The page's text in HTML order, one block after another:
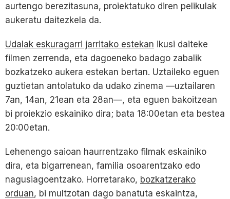
aurtengo berezitasuna, proiektatuko diren pelikulak
aukeratu daitezkela da.
Udalak eskuragarri jarritako estekan ikusi daiteke
filmen zerrenda, eta dagoeneko badago zabalik
bozkatzeko aukera estekan bertan. Uztaileko eguen
guztietan antolatuko da udako zinema —uztailaren
7an, 14an, 21ean eta 28an—, eta eguen bakoitzean
bi proiekzio eskainiko dira; bata 18:00etan eta bestea
20:00etan.
Lehenengo saioan haurrentzako filmak eskainiko
dira, eta bigarrenean, familia osoarentzako edo
nagusiagoentzako. Horretarako, bozkatzerako
orduan, bi multzotan dago banatuta eskaintza,